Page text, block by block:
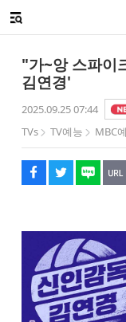
메뉴 열기
"가~앙 스파이
김연경'
2025.09.25 07:44
TVs
TV예능 MBC
페이스북
트위터
네이버
URL복사
글씨 작게보기
글씨 크게보기